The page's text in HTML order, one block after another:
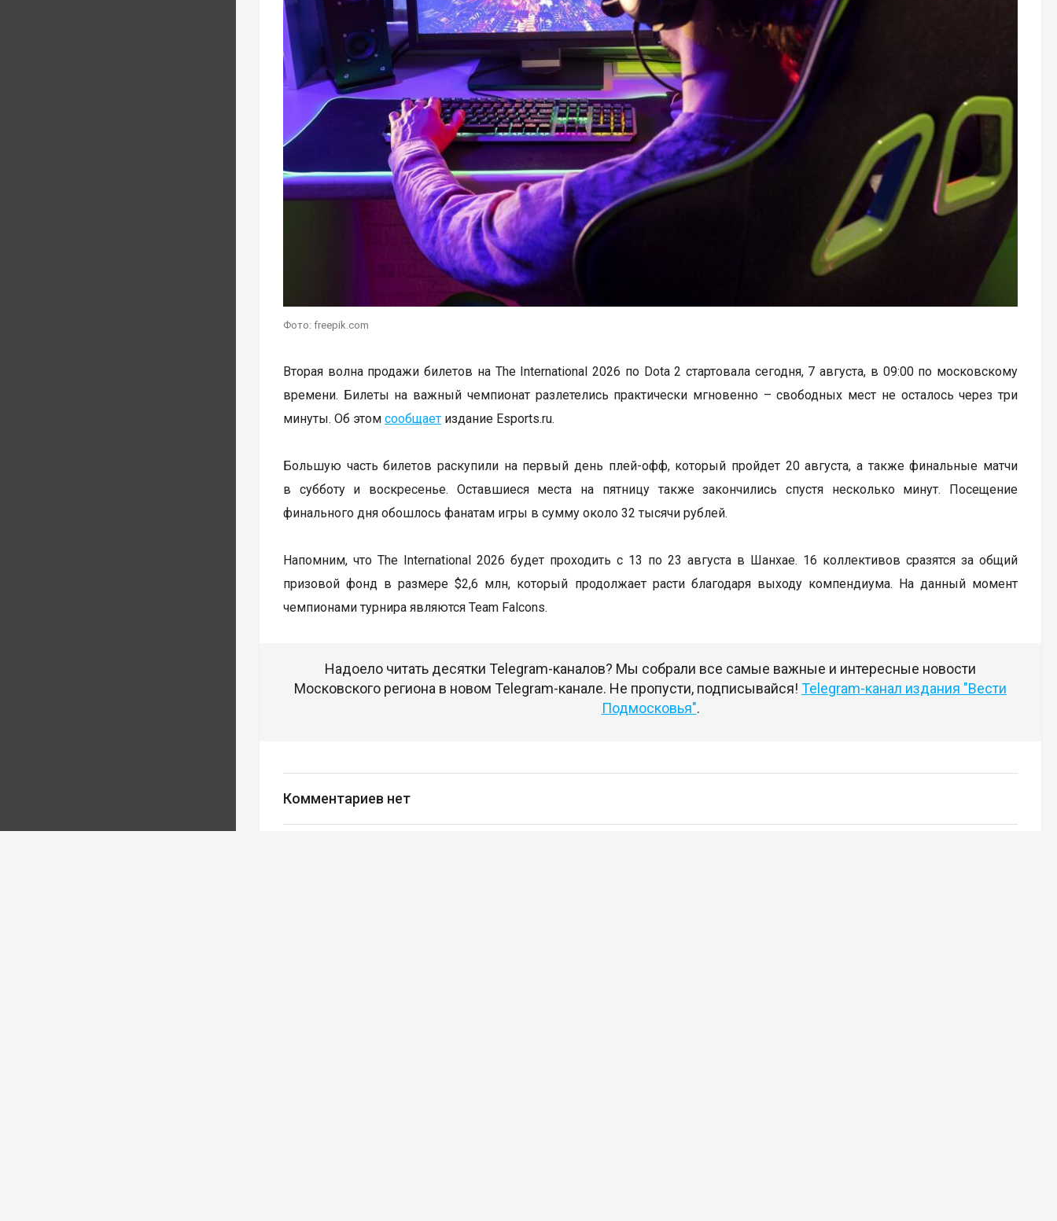
Фото: freepik.com
Вторая волна продажи билетов на The International 2026 по Dota 2 стартовала сегодня, 7 августа, в 09:00 по московскому
времени. Билеты на важный чемпионат разлетелись практически мгновенно – свободных мест не осталось через три
минуты. Об этом сообщает издание Esports.ru.
Большую часть билетов раскупили на первый день плей-офф, который пройдет 20 августа, а также финальные матчи
в субботу и воскресенье. Оставшиеся места на пятницу также закончились спустя несколько минут. Посещение
финального дня обошлось фанатам игры в сумму около 32 тысячи рублей.
Напомним, что The International 2026 будет проходить с 13 по 23 августа в Шанхае. 16 коллективов сразятся за общий
призовой фонд в размере $2,6 млн, который продолжает расти благодаря выходу компендиума. На данный момент
чемпионами турнира являются Team Falcons.
Надоело читать десятки Telegram-каналов? Мы собрали все самые важные и интересные новости
Московского региона в новом Telegram-канале. Не пропусти, подписывайся! Telegram-канал издания "Вести
Подмосковья".
Комментариев нет